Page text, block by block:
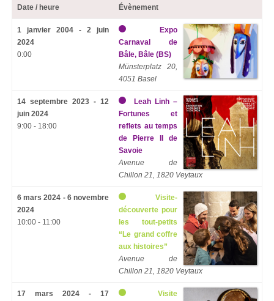
Date / heure Évènement
1 janvier 2004 - 2 juin
2024
0:00
Expo
Carnaval de
Bâle, Bâle (BS)
Münsterplatz 20,
4051 Basel
14 septembre 2023 - 12
juin 2024
9:00 - 18:00
Leah Linh –
Fortunes et
reflets au temps
de Pierre II de
Savoie
Avenue de
Chillon 21, 1820 Veytaux
6 mars 2024 - 6 novembre
2024
10:00 - 11:00
Visite-
découverte pour
les tout-petits
“Le grand coffre
aux histoires”
Avenue de
Chillon 21, 1820 Veytaux
17 mars 2024 - 17
Visite